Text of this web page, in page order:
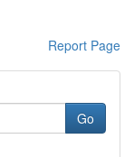
Report Page
Go